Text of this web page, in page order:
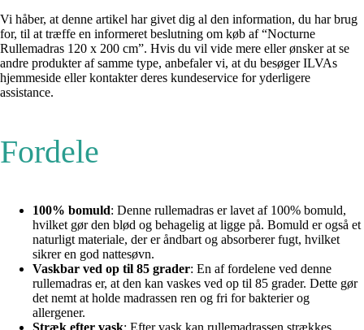
Vi håber, at denne artikel har givet dig al den information, du har brug
for, til at træffe en informeret beslutning om køb af “Nocturne
Rullemadras 120 x 200 cm”. Hvis du vil vide mere eller ønsker at se
andre produkter af samme type, anbefaler vi, at du besøger ILVAs
hjemmeside eller kontakter deres kundeservice for yderligere
assistance.
Fordele
100% bomuld: Denne rullemadras er lavet af 100% bomuld,
hvilket gør den blød og behagelig at ligge på. Bomuld er også et
naturligt materiale, der er åndbart og absorberer fugt, hvilket
sikrer en god nattesøvn.
Vaskbar ved op til 85 grader: En af fordelene ved denne
rullemadras er, at den kan vaskes ved op til 85 grader. Dette gør
det nemt at holde madrassen ren og fri for bakterier og
allergener.